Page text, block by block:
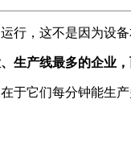
行，这不是因为设
生产线最多的企业
于它们每分钟能生